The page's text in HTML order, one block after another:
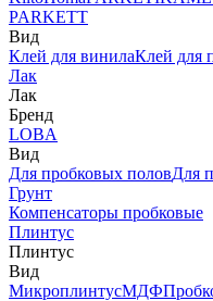
PARKETT
Вид
Клей для винилаКлей для
Лак
Лак
Бренд
LOBA
Вид
Для пробковых половДля
Грунт
Компенсаторы пробковые
Плинтус
Плинтус
Вид
МикроплинтусМДФ